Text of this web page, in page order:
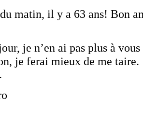
matin, il y a 63 ans! Bon
je n’en ai pas plus à
je ferai mieux de me taire.